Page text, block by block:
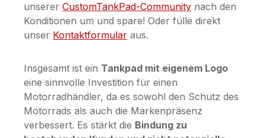
unserer CustomTankPad-Community nach den
Konditionen um und spare! Oder fülle direkt
unser Kontaktformular aus.
Insgesamt ist ein Tankpad mit eigenem Logo
eine sinnvolle Investition für einen
Motorradhändler, da es sowohl den Schutz des
Motorrads als auch die Markenpräsenz
verbessert. Es stärkt die Bindung zu